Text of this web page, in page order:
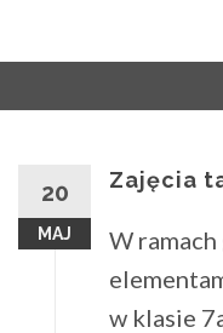
20
MAJ
Zajęcia
W
w klasie